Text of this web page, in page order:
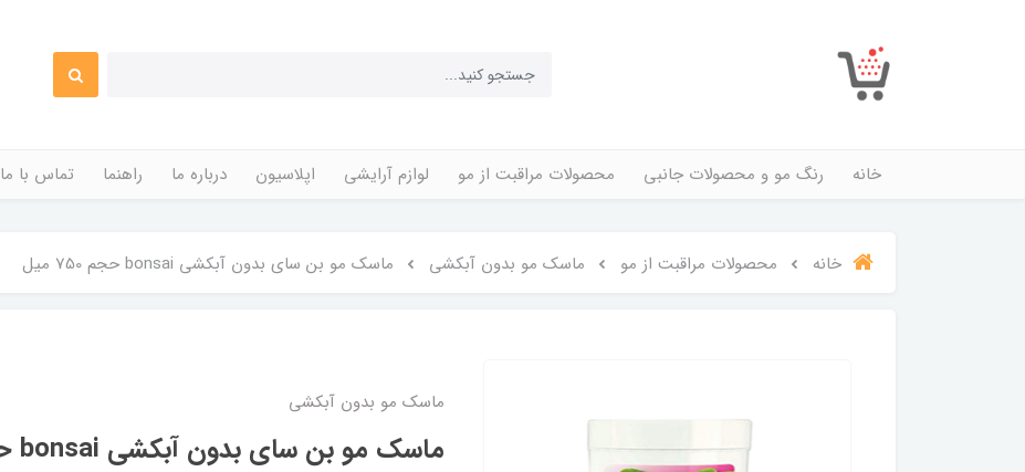
خانه رنگ مو و محصولات جانبی محصولات مراقبت از مو لوازم آرایشی اپلاسیون درباره ما راهنما تماس با ما
خانه محصولات مراقبت از مو ماسک مو بدون آبکشی ماسک مو بن سای بدون آبکشی bonsai حجم 750 میل
ماسک مو بدون آبکشی
ماسک مو بن سای بدون آبکشی bonsai حجم 750 میل